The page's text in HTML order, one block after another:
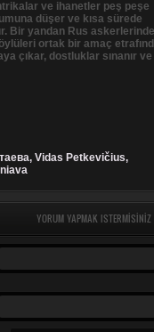
ve ihanetler peş peşe
düşer ve kısa sürede
Bir yandan Rus
ortak bir amaç
çıkar, dostluklar sınanır ve
Vidas Petkevičius,
YORUM YAPMAK